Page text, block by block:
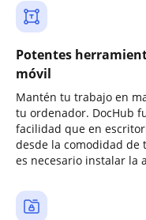
Potentes
móvil
Mantén tu trabajo en
tu ordenador. DocHub
facilidad que en
desde la comodidad
es necesario instalar la